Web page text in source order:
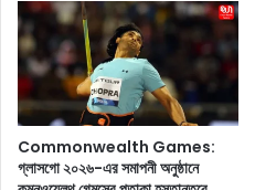
লে
ঠি
ক
কি
কি
ঘ
ট
ছে
এ
বং
গু
রু
ত্ব
স
ম্প
র্কে
Commonwealth Games:
গ্লাসগো ২০২৬-এর সমাপনী অনুষ্ঠানে